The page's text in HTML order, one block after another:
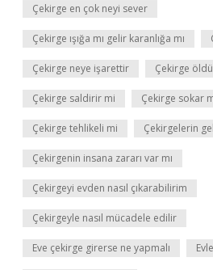
Çekirge en çok neyi sever
Çekirge ışığa mı gelir karanlığa mı
Çekirge neye işarettir Çekirge
Çekirge saldirir mi Çekirge sokar
Çekirge tehlikeli mi Çekirgelerin
Çekirgenin insana zararı var mı
Çekirgeyi evden nasıl çıkarabilirim
Çekirgeyle nasıl mücadele edilir
Eve çekirge girerse ne yapmalı